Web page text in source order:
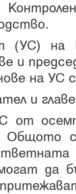
(УС)
и
на УС
и
от
да